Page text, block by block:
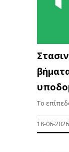
Το
18-06-2026